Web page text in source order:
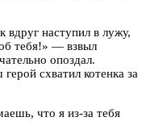
наступил в лужу,
тебя!» — взвыл
опоздал.
схватил котенка за
что я из-за тебя